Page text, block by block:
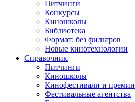
Питчинги
Конкурсы
Киношколы
Библиотека
Формат: без фильтров
Новые кинотехнологии
Справочник
Питчинги
Киношколы
Кинофестивали и премии
Фестивальные агентства